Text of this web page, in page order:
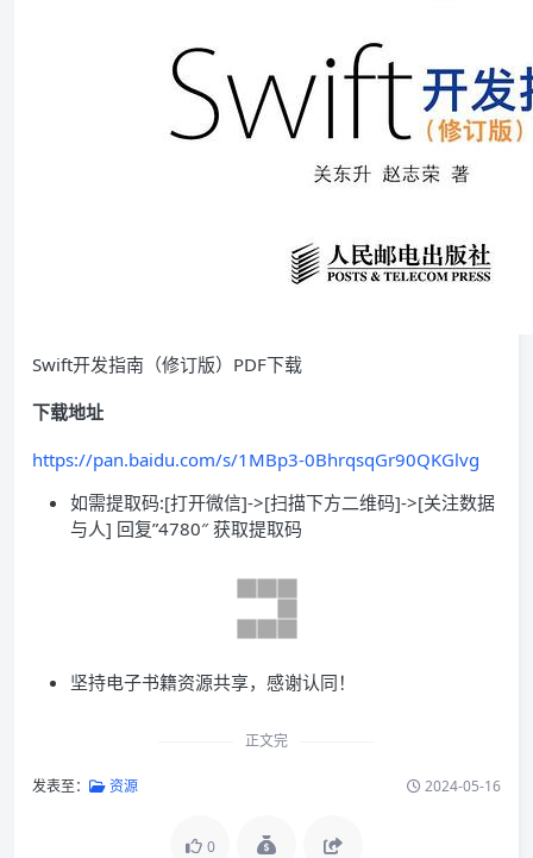
Swift开发指南（修订版）PDF下载
下载地址
https://pan.baidu.com/s/1MBp3-0BhrqsqGr90QKGlvg
如需提取码:[打开微信]->[扫描下方二维码]->[关注数据
与人] 回复”4780″ 获取提取码
坚持电子书籍资源共享，感谢认同！
正文完
发表至： 资源 2024-05-16
0